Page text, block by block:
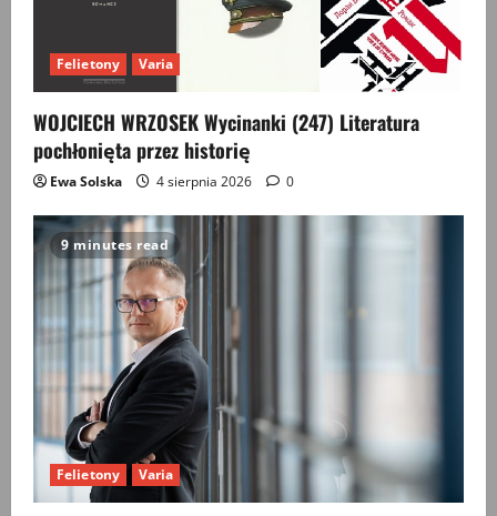
Felietony Varia
WOJCIECH WRZOSEK Wycinanki (247) Literatura
pochłonięta przez historię
Ewa Solska 4 sierpnia 2026 0
9 minutes read
Felietony Varia